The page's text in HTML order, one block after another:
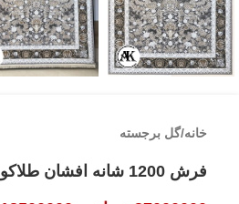
خانه/گل برجسته
فرش 1200 شانه افشان طلاکوب نقره ای